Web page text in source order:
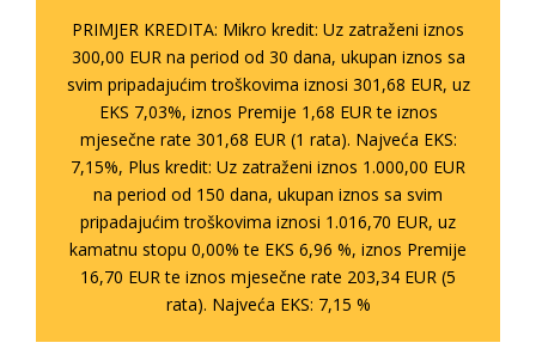
PRIMJER KREDITA: Mikro kredit: Uz zatraženi iznos
300,00 EUR na period od 30 dana, ukupan iznos sa
svim pripadajućim troškovima iznosi 301,68 EUR, uz
EKS 7,03%, iznos Premije 1,68 EUR te iznos
mjesečne rate 301,68 EUR (1 rata). Najveća EKS:
7,15%, Plus kredit: Uz zatraženi iznos 1.000,00 EUR
na period od 150 dana, ukupan iznos sa svim
pripadajućim troškovima iznosi 1.016,70 EUR, uz
kamatnu stopu 0,00% te EKS 6,96 %, iznos Premije
16,70 EUR te iznos mjesečne rate 203,34 EUR (5
rata). Najveća EKS: 7,15 %